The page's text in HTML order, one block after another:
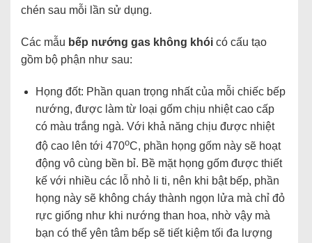
chén sau mỗi lần sử dụng.
Các mẫu bếp nướng gas không khói có cấu tạo
gồm bộ phận như sau:
Họng đốt: Phần quan trọng nhất của mỗi chiếc bếp
nướng, được làm từ loại gốm chịu nhiệt cao cấp
có màu trắng ngà. Với khả năng chịu được nhiệt
độ cao lên tới 470oC, phần họng gốm này sẽ hoạt
động vô cùng bền bỉ. Bề mặt họng gốm được thiết
kế với nhiều các lỗ nhỏ li ti, nên khi bật bếp, phần
họng này sẽ không cháy thành ngọn lửa mà chỉ đỏ
rực giống như khi nướng than hoa, nhờ vậy mà
bạn có thể yên tâm bếp sẽ tiết kiệm tối đa lượng